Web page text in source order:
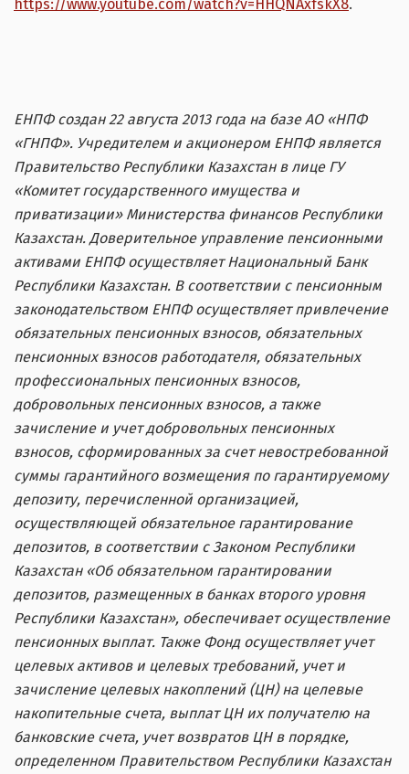
https://www.youtube.com/watch?v=HHQNAxfskX8.
ЕНПФ создан 22 августа 2013 года на базе АО «НПФ
«ГНПФ». Учредителем и акционером ЕНПФ является
Правительство Республики Казахстан в лице ГУ
«Комитет государственного имущества и
приватизации» Министерства финансов Республики
Казахстан. Доверительное управление пенсионными
активами ЕНПФ осуществляет Национальный Банк
Республики Казахстан. В соответствии с пенсионным
законодательством ЕНПФ осуществляет привлечение
обязательных пенсионных взносов, обязательных
пенсионных взносов работодателя, обязательных
профессиональных пенсионных взносов,
добровольных пенсионных взносов, а также
зачисление и учет добровольных пенсионных
взносов, сформированных за счет невостребованной
суммы гарантийного возмещения по гарантируемому
депозиту, перечисленной организацией,
осуществляющей обязательное гарантирование
депозитов, в соответствии с Законом Республики
Казахстан «Об обязательном гарантировании
депозитов, размещенных в банках второго уровня
Республики Казахстан», обеспечивает осуществление
пенсионных выплат. Также Фонд осуществляет учет
целевых активов и целевых требований, учет и
зачисление целевых накоплений (ЦН) на целевые
накопительные счета, выплат ЦН их получателю на
банковские счета, учет возвратов ЦН в порядке,
определенном Правительством Республики Казахстан